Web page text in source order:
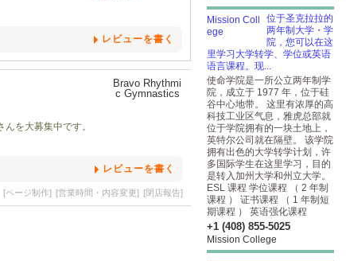
レビューを書く
を大募集中です。
レビューを書く
[ページ制作] [営業時間・内容変更] [閉店報告]
位于圣克拉拉的
两年制大学・学
院，您可以在这
里学习大学转学、学位或英语
语言课程。现...
使命学院是一所公立两年制学
院，成立于 1977 年，位于硅
谷中心地带。 这里有浓厚的高
科技工业区气息，雅虎总部就
位于学院拥有的一块土地上，
英特尔公司就在隔壁。 该学院
拥有出色的大学转学计划，许
多国际学生在这里学习，目的
是转入加州大学和州立大学。
ESL 课程 学位课程 （ 2 年制
课程 ） 证书课程 （ 1 年制短
期课程 ） 英语强化课程
+1 (408) 855-5025
Mission College